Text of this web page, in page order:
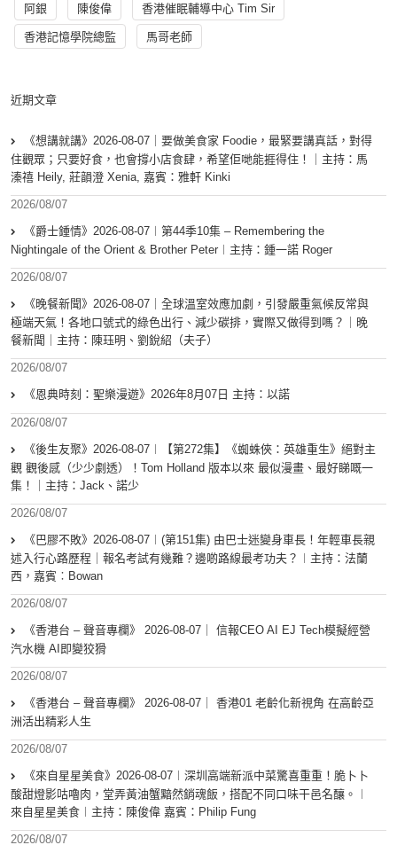
阿銀 陳俊偉 香港催眠輔導中心 Tim Sir
香港記憶學院總監 馬哥老師
近期文章
《想講就講》2026-08-07｜要做美食家 Foodie，最緊要講真話，對得
住觀眾；只要好食，也會撐小店食肆，希望佢哋能捱得住！｜主持：馬
溱禧 Heily, 莊韻澄 Xenia, 嘉賓：雅軒 Kinki
2026/08/07
《爵士鍾情》2026-08-07︱第44季10集 – Remembering the
Nightingale of the Orient & Brother Peter︱主持：鍾一諾 Roger
2026/08/07
《晚餐新聞》2026-08-07｜全球溫室效應加劇，引發嚴重氣候反常與
極端天氣！各地口號式的綠色出行、減少碳排，實際又做得到嗎？｜晚
餐新聞｜主持：陳珏明、劉銳紹（夫子）
2026/08/07
《恩典時刻：聖樂漫遊》2026年8月07日 主持：以諾
2026/08/07
《後生友聚》2026-08-07︱【第272集】《蜘蛛俠：英雄重生》絕對主
觀 觀後感（少少劇透）！Tom Holland 版本以來 最似漫畫、最好睇嘅一
集！｜主持：Jack、諾少
2026/08/07
《巴膠不敗》2026-08-07︱(第151集) 由巴士迷變身車長！年輕車長親
述入行心路歷程｜報名考試有幾難？邊啲路線最考功夫？︱主持：法蘭
西，嘉賓︰Bowan
2026/08/07
《香港台 – 聲音專欄》 2026-08-07｜ 信報CEO AI EJ Tech模擬經營
汽水機 AI即變狡猾
2026/08/07
《香港台 – 聲音專欄》 2026-08-07｜ 香港01 老齡化新視角 在高齡亞
洲活出精彩人生
2026/08/07
《來自星星美食》2026-08-07︱深圳高端新派中菜驚喜重重！脆卜卜
酸甜燈影咕嚕肉，堂弄黃油蟹黯然銷魂飯，搭配不同口味干邑名釀。︱
來自星星美食︱主持：陳俊偉 嘉賓：Philip Fung
2026/08/07